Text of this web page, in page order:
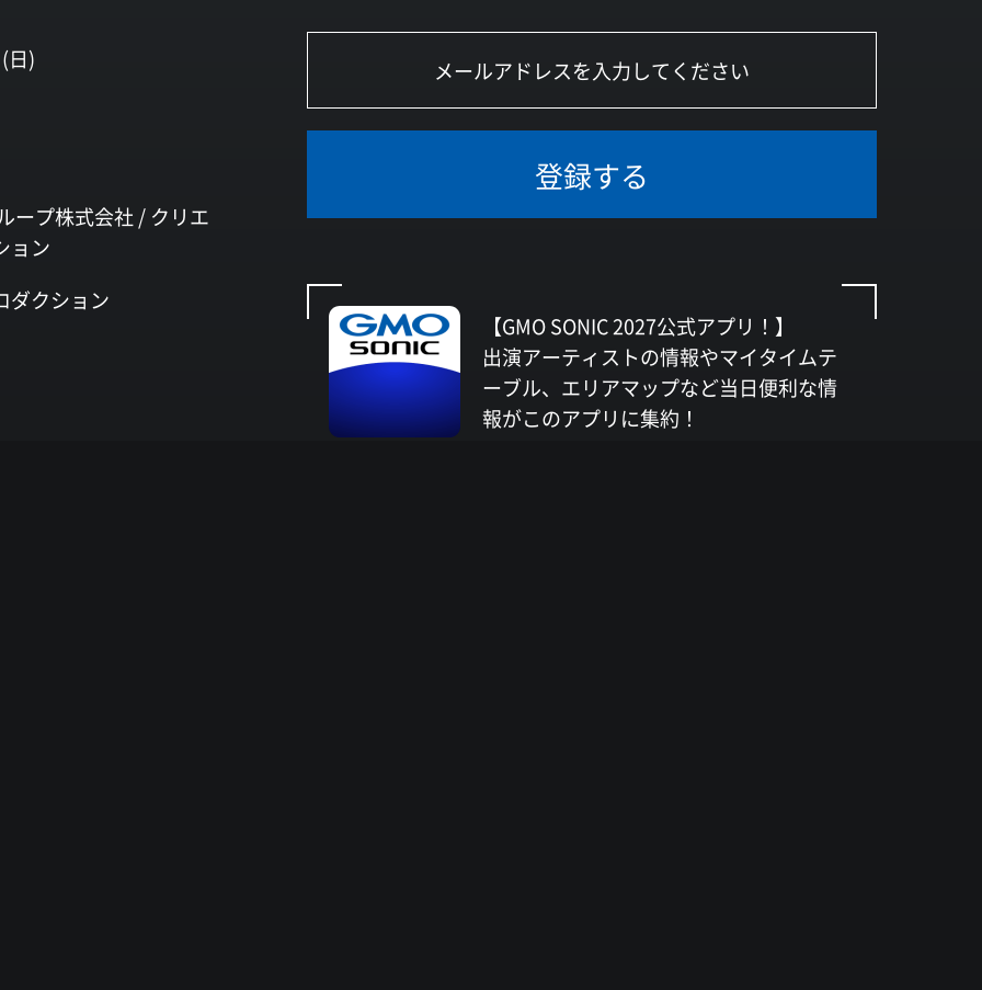
日)
ープ株式会社 / クリエ
ョン
ダクション
登録する
【GMO SONIC 2027公式アプリ！】
出演アーティストの情報やマイタイムテ
ーブル、エリアマップなど当日便利な情
報がこのアプリに集約！